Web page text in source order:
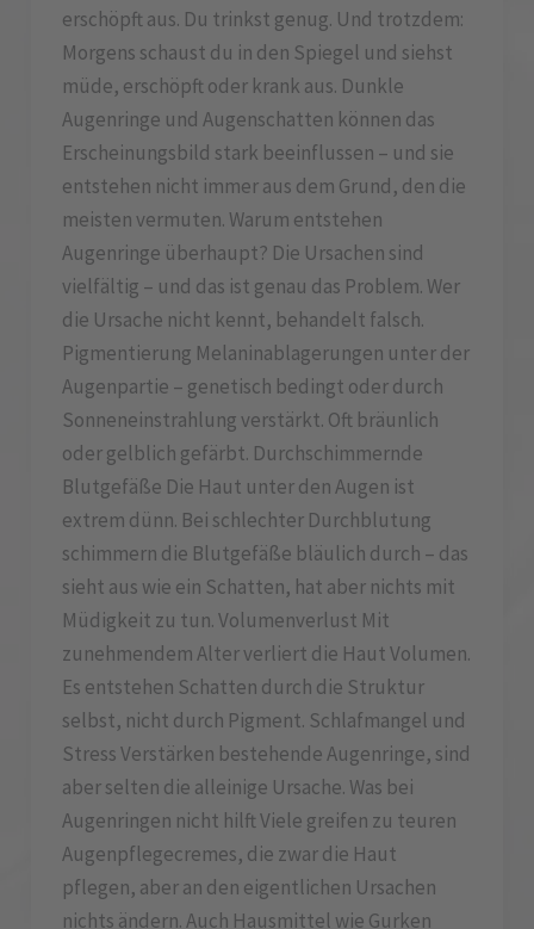
erschöpft aus. Du trinkst genug. Und trotzdem:
Morgens schaust du in den Spiegel und siehst
müde, erschöpft oder krank aus. Dunkle
Augenringe und Augenschatten können das
Erscheinungsbild stark beeinflussen – und sie
entstehen nicht immer aus dem Grund, den die
meisten vermuten. Warum entstehen
Augenringe überhaupt? Die Ursachen sind
vielfältig – und das ist genau das Problem. Wer
die Ursache nicht kennt, behandelt falsch.
Pigmentierung Melaninablagerungen unter der
Augenpartie – genetisch bedingt oder durch
Sonneneinstrahlung verstärkt. Oft bräunlich
oder gelblich gefärbt. Durchschimmernde
Blutgefäße Die Haut unter den Augen ist
extrem dünn. Bei schlechter Durchblutung
schimmern die Blutgefäße bläulich durch – das
sieht aus wie ein Schatten, hat aber nichts mit
Müdigkeit zu tun. Volumenverlust Mit
zunehmendem Alter verliert die Haut Volumen.
Es entstehen Schatten durch die Struktur
selbst, nicht durch Pigment. Schlafmangel und
Stress Verstärken bestehende Augenringe, sind
aber selten die alleinige Ursache. Was bei
Augenringen nicht hilft Viele greifen zu teuren
Augenpflegecremes, die zwar die Haut
pflegen, aber an den eigentlichen Ursachen
nichts ändern. Auch Hausmittel wie Gurken